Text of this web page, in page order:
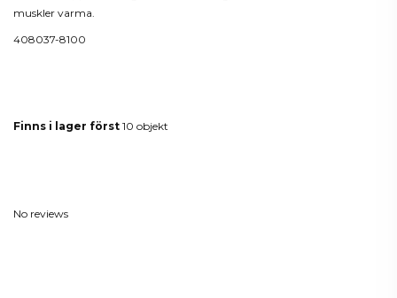
muskler varma.
408037-8100
Finns i lager först 10 objekt
No reviews